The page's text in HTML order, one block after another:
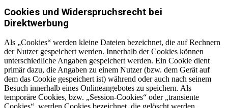
Cookies und Widerspruchsrecht bei
Direktwerbung
Als „Cookies“ werden kleine Dateien bezeichnet, die auf Rechnern
der Nutzer gespeichert werden. Innerhalb der Cookies können
unterschiedliche Angaben gespeichert werden. Ein Cookie dient
primär dazu, die Angaben zu einem Nutzer (bzw. dem Gerät auf
dem das Cookie gespeichert ist) während oder auch nach seinem
Besuch innerhalb eines Onlineangebotes zu speichern. Als
temporäre Cookies, bzw. „Session-Cookies“ oder „transiente